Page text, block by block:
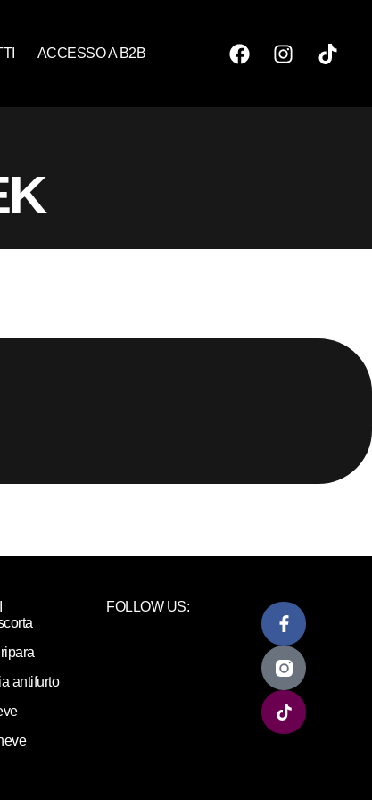
ACCESSO A B2B
antifurto
FOLLOW US: